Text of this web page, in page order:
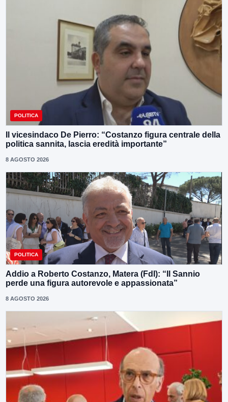
POLITICA
Il vicesindaco De Pierro: “Costanzo figura centrale della
politica sannita, lascia eredità importante”
8 AGOSTO 2026
POLITICA
Addio a Roberto Costanzo, Matera (FdI): “Il Sannio
perde una figura autorevole e appassionata”
8 AGOSTO 2026